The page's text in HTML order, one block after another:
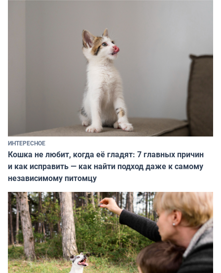
ИНТЕРЕСНОЕ
Кошка не любит, когда её гладят: 7 главных причин
и как исправить — как найти подход даже к самому
независимому питомцу